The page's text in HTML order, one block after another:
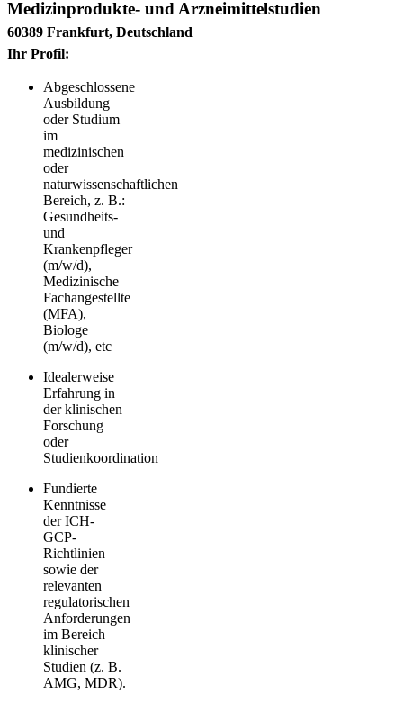
Medizinprodukte- und Arzneimittelstudien
60389 Frankfurt, Deutschland
Ihr Profil:
Abgeschlossene
Ausbildung
oder Studium
im
medizinischen
oder
naturwissenschaftlichen
Bereich, z. B.:
Gesundheits-
und
Krankenpfleger
(m/w/d),
Medizinische
Fachangestellte
(MFA),
Biologe
(m/w/d), etc
Idealerweise
Erfahrung in
der klinischen
Forschung
oder
Studienkoordination
Fundierte
Kenntnisse
der ICH-
GCP-
Richtlinien
sowie der
relevanten
regulatorischen
Anforderungen
im Bereich
klinischer
Studien (z. B.
AMG, MDR).